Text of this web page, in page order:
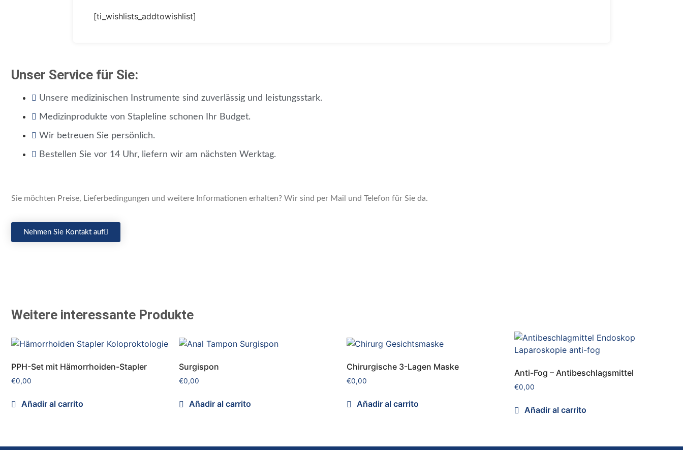
[ti_wishlists_addtowishlist]
Unser Service für Sie:
Unsere medizinischen Instrumente sind zuverlässig und leistungsstark.
Medizinprodukte von Stapleline schonen Ihr Budget.
Wir betreuen Sie persönlich.
Bestellen Sie vor 14 Uhr, liefern wir am nächsten Werktag.
Sie möchten Preise, Lieferbedingungen und weitere Informationen erhalten? Wir sind per Mail und Telefon für Sie da.
Nehmen Sie Kontakt auf
Weitere interessante Produkte
PPH-Set mit Hämorrhoiden-Stapler
€0,00
Añadir al carrito
Surgispon
€0,00
Añadir al carrito
Chirurgische 3-Lagen Maske
€0,00
Añadir al carrito
Anti-Fog – Antibeschlagsmittel
€0,00
Añadir al carrito